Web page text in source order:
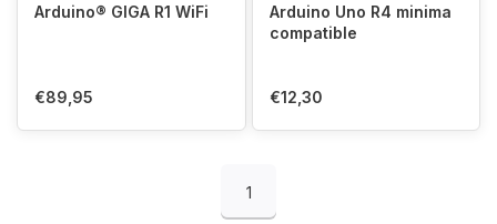
Arduino® GIGA R1 WiFi
€89,95
Arduino Uno R4 minima
compatible
€12,30
1